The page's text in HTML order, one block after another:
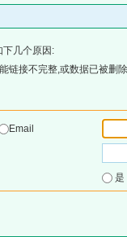
下几个原因:
链接不完整,或数据已被删
Email